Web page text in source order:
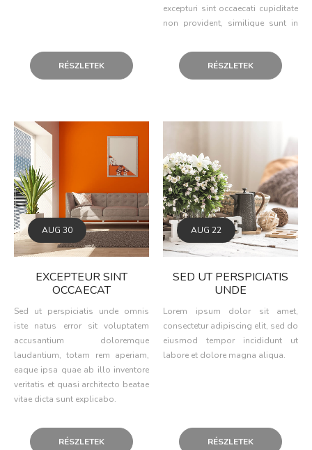
RÉSZLETEK
excepturi sint occaecati cupiditate
non provident, similique sunt in
animi, id est laborum et dolorum
fuga.
RÉSZLETEK
AUG 30
EXCEPTEUR SINT
OCCAECAT
Sed ut perspiciatis unde omnis
iste natus error sit voluptatem
accusantium doloremque
laudantium, totam rem aperiam,
eaque ipsa quae ab illo inventore
veritatis et quasi architecto beatae
vitae dicta sunt explicabo.
RÉSZLETEK
AUG 22
SED UT PERSPICIATIS
UNDE
Lorem ipsum dolor sit amet,
consectetur adipiscing elit, sed do
eiusmod tempor incididunt ut
labore et dolore magna aliqua.
RÉSZLETEK